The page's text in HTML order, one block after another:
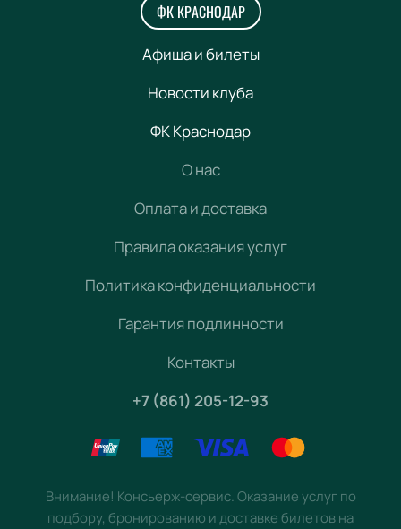
ФК КРАСНОДАР
Афиша и билеты
Новости клуба
ФК Краснодар
О нас
Оплата и доставка
Правила оказания услуг
Политика конфиденциальности
Гарантия подлинности
Контакты
+7 (861) 205-12-93
Внимание! Консьерж-сервис. Оказание услуг по
подбору, бронированию и доставке билетов на